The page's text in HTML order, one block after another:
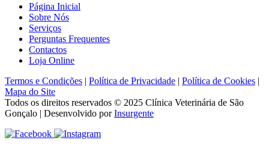
Página Inicial
Sobre Nós
Serviços
Perguntas Frequentes
Contactos
Loja Online
Termos e Condições | Política de Privacidade | Política de Cookies |
Mapa do Site
Todos os direitos reservados © 2025 Clínica Veterinária de São
Gonçalo | Desenvolvido porInsurgente